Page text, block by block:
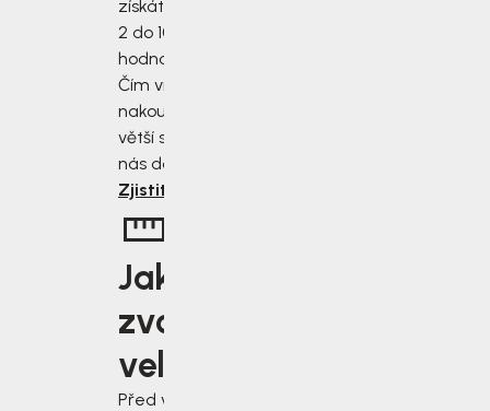
získáte slevu od
2 do 10 % z
hodnoty nákupu.
Čím více
nakoupíte, tím
větší slevu od
nás dostanete.
Zjistit více
Jakou
zvolit
velikost?
Před výběrem